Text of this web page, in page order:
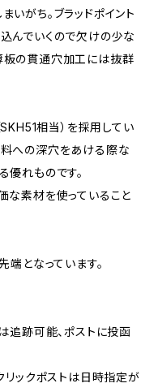
がち。ブラッドポイント
んでいくので欠けの少な
板の貫通穴加工には抜群
相当）を採用してい
への深穴をあける際な
優れものです。
素材を使っていること
となっています。
追跡可能、ポストに投函
リックポストは日時指定が